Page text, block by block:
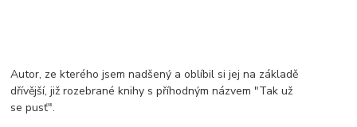
Autor, ze kterého jsem nadšený a oblíbil si jej na základě
dřívější, již rozebrané knihy s příhodným názvem "Tak už
se pusť".